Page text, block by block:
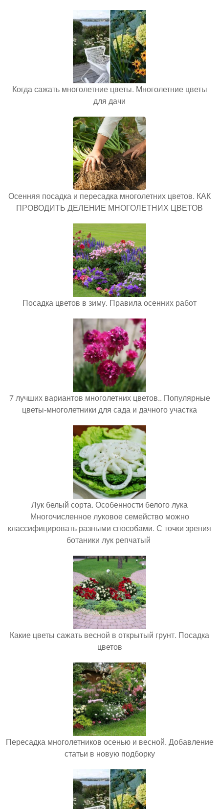
Когда сажать многолетние цветы. Многолетние цветы
для дачи
Осенняя посадка и пересадка многолетних цветов. КАК
ПРОВОДИТЬ ДЕЛЕНИЕ МНОГОЛЕТНИХ ЦВЕТОВ
Посадка цветов в зиму. Правила осенних работ
7 лучших вариантов многолетних цветов.. Популярные
цветы-многолетники для сада и дачного участка
Лук белый сорта. Особенности белого лука
Многочисленное луковое семейство можно
классифицировать разными способами. С точки зрения
ботаники лук репчатый
Какие цветы сажать весной в открытый грунт. Посадка
цветов
Пересадка многолетников осенью и весной. Добавление
статьи в новую подборку